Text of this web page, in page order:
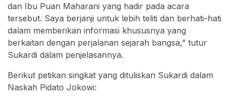
dan Ibu Puan Maharani yang hadir pada acara
tersebut. Saya berjanji untuk lebih teliti dan berhati-hati
dalam memberikan informasi khususnya yang
berkaitan dengan perjalanan sejarah bangsa,” tutur
Sukardi dalam penjelasannya.
Berikut petikan singkat yang dituliskan Sukardi dalam
Naskah Pidato Jokowi: